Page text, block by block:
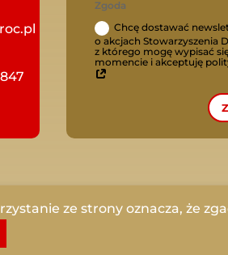
Zgoda
Chcę dostawać
o akcjach Stowarzyszenia
z którego mogę wypisać
momencie i akceptuję
adito.pl |Polityka
ze strony oznacza, że